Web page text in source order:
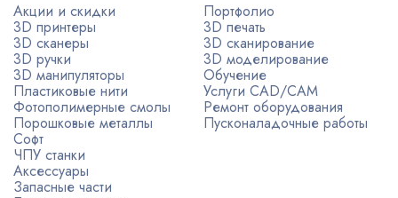
Акции и скидки
3D принтеры
3D сканеры
3D ручки
3D манипуляторы
Пластиковые нити
Фотополимерные смолы
Порошковые металлы
Софт
ЧПУ станки
Аксессуары
Запасные части
Портфолио
3D печать
3D сканирование
3D моделирование
Обучение
Услуги CAD/CAM
Ремонт оборудования
Пусконаладочные работы